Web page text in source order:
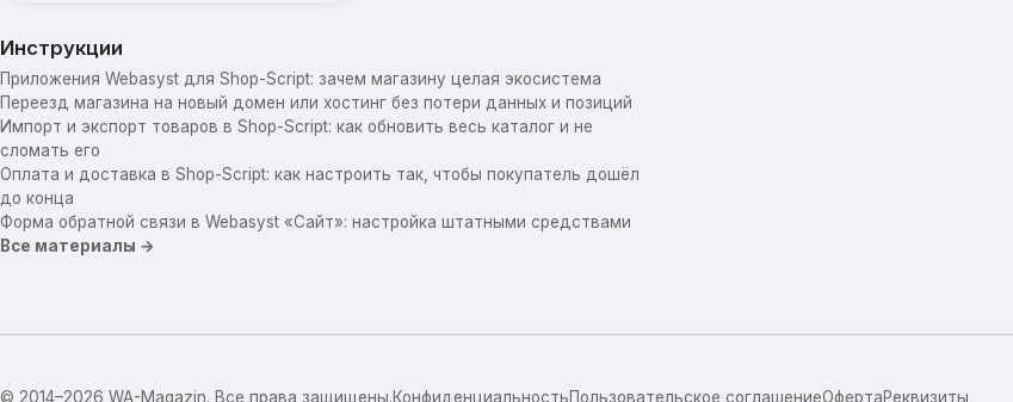
Инструкции
Приложения Webasyst для Shop-Script: зачем магазину целая экосистема
Переезд магазина на новый домен или хостинг без потери данных и позиций
Импорт и экспорт товаров в Shop-Script: как обновить весь каталог и не
сломать его
Оплата и доставка в Shop-Script: как настроить так, чтобы покупатель дошёл
до конца
Форма обратной связи в Webasyst «Сайт»: настройка штатными средствами
Все материалы →
© 2014–2026 WA-Magazin. Все права защищены.КонфиденциальностьПользовательское соглашениеОфертаРеквизиты